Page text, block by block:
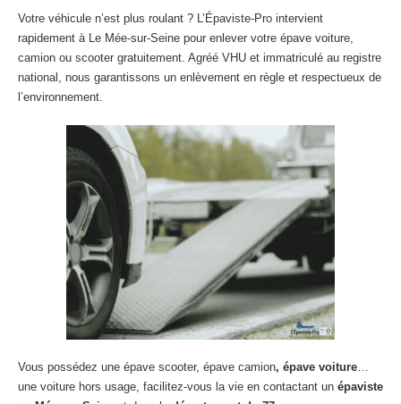
02 – Aisne
Tousles secteurs
CENTRE VHU AGRÉE
Centreagréé VHU Paris 75 : casse auto avec destruction
Centreagréé VHU 77 : casse auto avec destruction
Centreagréé VHU 78 : casse auto avec destruction
Centre agréé VHU 91 : casse auto avec destruction
Centreagréé VHU 92 : casse auto avec destruction
Centreagréé VHU 93 : casse auto avec destruction
Centreagréé VHU 94 : casse auto avec destruction
Centreagréé VHU 95 : casse auto avec destruction
Votre véhicule n’est plus roulant ? L’Épaviste-Pro intervient
rapidement à Le Mée-sur-Seine pour enlever votre épave voiture,
camion ou scooter gratuitement. Agréé VHU et immatriculé au registre
national, nous garantissons un enlèvement en règle et respectueux de
l’environnement.
Vous possédez une épave scooter, épave camion, épave voiture…
une voiture hors usage, facilitez-vous la vie en contactant un épaviste